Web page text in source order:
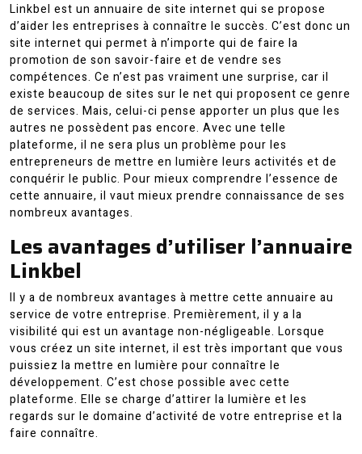
Linkbel est un annuaire de site internet qui se propose
d’aider les entreprises à connaître le succès. C’est donc un
site internet qui permet à n’importe qui de faire la
promotion de son savoir-faire et de vendre ses
compétences. Ce n’est pas vraiment une surprise, car il
existe beaucoup de sites sur le net qui proposent ce genre
de services. Mais, celui-ci pense apporter un plus que les
autres ne possèdent pas encore. Avec une telle
plateforme, il ne sera plus un problème pour les
entrepreneurs de mettre en lumière leurs activités et de
conquérir le public. Pour mieux comprendre l’essence de
cette annuaire, il vaut mieux prendre connaissance de ses
nombreux avantages.
Les avantages d’utiliser l’annuaire
Linkbel
Il y a de nombreux avantages à mettre cette annuaire au
service de votre entreprise. Premièrement, il y a la
visibilité qui est un avantage non-négligeable. Lorsque
vous créez un site internet, il est très important que vous
puissiez la mettre en lumière pour connaître le
développement. C’est chose possible avec cette
plateforme. Elle se charge d’attirer la lumière et les
regards sur le domaine d’activité de votre entreprise et la
faire connaître.